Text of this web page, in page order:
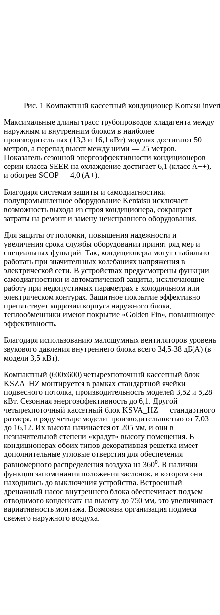
Рис. 1 Компактный кассетный кондиционер Komasu
Максимальные длины трасс трубопроводов хладагента между
наружным и внутренним блоком в наиболее
производительных (13,3 и 16,1 кВт) моделях достигают 50
метров, а перепад высот между ними — 25 метров.
Показатель сезонной энергоэффективности кондиционеров
серии класса SEER на охлаждение достигает 6,1 (класс А++),
и обогрев SCOP — 4,0 (A+).
Благодаря системам защиты и самодиагностики
полупромышленное оборудование Kentatsu исключает
возможность выхода из строя кондиционера, сокращает
затраты на ремонт и замену неисправного оборудования.
Для защиты от поломки, повышения надежности и
увеличения срока службы оборудования принят ряд мер и
специальных функций. Так, кондиционеры могут стабильно
работать при значительных колебаниях напряжения в
электрической сети. В устройствах предусмотрены функции
самодиагностики и автоматической защиты, исключающие
работу при недопустимых параметрах в холодильном или
электрическом контурах. Защитное покрытие эффективно
препятствует коррозии корпуса наружного блока,
теплообменники имеют покрытие «Golden Fin», повышающее
эффективность.
Благодаря использованию малошумных вентиляторов уровень
звукового давления внутреннего блока всего 34,5-38 дБ(А) (в
модели 3,5 кВт).
Компактный (600х600) четырехпоточный кассетный блок
KSZA_HZ монтируется в рамках стандартной ячейки
подвесного потолка, производительность моделей 3,52 и 5,28
кВт. Сезонная энергоэффективность до 6,1. Другой
четырехпоточный кассетный блок KSVA_HZ — стандартного
размера, в ряду четыре модели производительностью от 7,03
до 16,12. Их высота начинается от 205 мм, и они в
незначительной степени «крадут» высоту помещения. В
кондиционерах обоих типов декоративная решетка имеет
дополнительные угловые отверстия для обеспечения
равномерного распределения воздуха на 360⁰. В наличии
функция запоминания положения заслонок, в котором они
находились до выключения устройства. Встроенный
дренажный насос внутреннего блока обеспечивает подъем
отводимого конденсата на высоту до 750 мм, это увеличивает
вариативность монтажа. Возможна организация подмеса
свежего наружного воздуха.